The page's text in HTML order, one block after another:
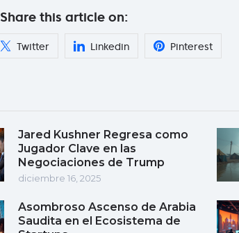
Share this article on:
Twitter Linkedin Pinterest
Jared Kushner Regresa como
Jugador Clave en las
Negociaciones de Trump
diciembre 16, 2025
Asombroso Ascenso de Arabia
Saudita en el Ecosistema de